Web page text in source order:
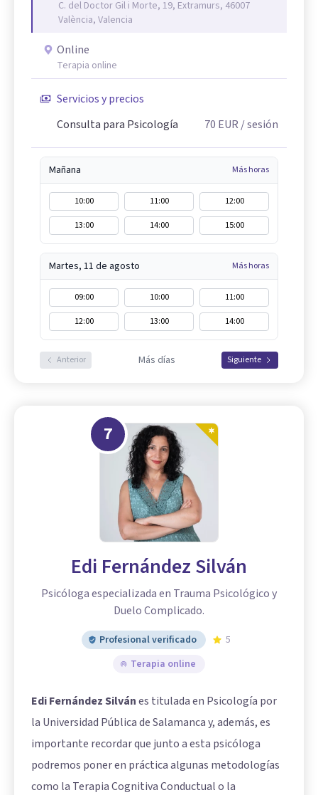
C. del Doctor Gil i Morte, 19, Extramurs, 46007
València, Valencia
Online
Terapia online
Servicios y precios
Consulta para Psicología
70 EUR / sesión
Mañana Más horas
10:00 11:00
12:00
13:00
14:00 15:00
Martes, 11 de agosto Más horas
09:00 10:00
11:00
12:00
13:00 14:00
Anterior Más días Siguiente
7
Edi Fernández Silván
Psicóloga especializada en Trauma Psicológico y
Duelo Complicado.
Profesional verificado
5
Terapia online
Edi Fernández Silvánes titulada en Psicología por
la Universidad Pública de Salamanca y, además, es
importante recordar que junto a esta psicóloga
podremos poner en práctica algunas metodologías
como la Terapia Cognitiva Conductual o la